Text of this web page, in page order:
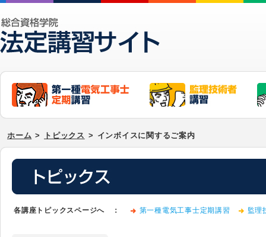
ホーム > トピックス > インボイスに関するご案内
各講座トピックスページへ ： 第一種電気工事士定期講習 監理